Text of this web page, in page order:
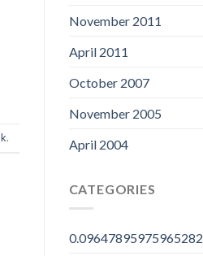
.
November 2011
April 2011
October 2007
November 2005
April 2004
CATEGORIES
0.09647895975965282